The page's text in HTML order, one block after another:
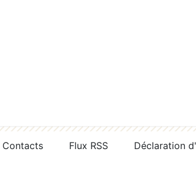
Contacts Flux RSS Déclaration